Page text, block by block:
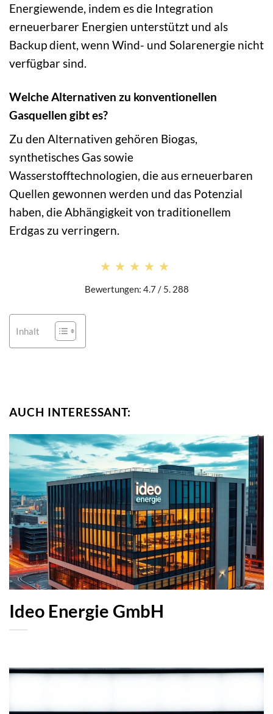
Energiewende, indem es die Integration
erneuerbarer Energien unterstützt und als
Backup dient, wenn Wind- und Solarenergie nicht
verfügbar sind.
Welche Alternativen zu konventionellen
Gasquellen gibt es?
Zu den Alternativen gehören Biogas,
synthetisches Gas sowie
Wasserstofftechnologien, die aus erneuerbaren
Quellen gewonnen werden und das Potenzial
haben, die Abhängigkeit von traditionellem
Erdgas zu verringern.
★★★★★
★★★★★
Bewertungen: 4.7 / 5. 288
Inhalt
AUCH INTERESSANT:
Ideo Energie GmbH